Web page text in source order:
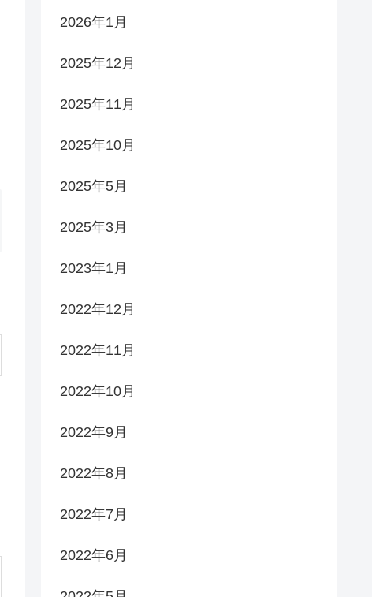
2026年1月
2025年12月
2025年11月
2025年10月
2025年5月
2025年3月
2023年1月
2022年12月
2022年11月
2022年10月
2022年9月
2022年8月
2022年7月
2022年6月